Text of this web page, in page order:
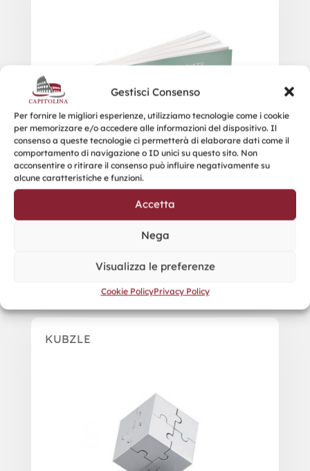
Gestisci Consenso
Per fornire le migliori esperienze, utilizziamo tecnologie come i cookie
per memorizzare e/o accedere alle informazioni del dispositivo. Il
consenso a queste tecnologie ci permetterà di elaborare dati come il
comportamento di navigazione o ID unici su questo sito. Non
acconsentire o ritirare il consenso può influire negativamente su
alcune caratteristiche e funzioni.
Accetta
Nega
Visualizza le preferenze
Cookie PolicyPrivacy Policy
KUBZLE